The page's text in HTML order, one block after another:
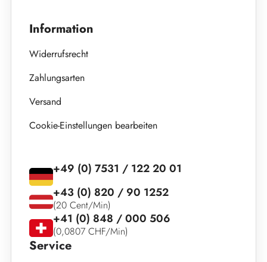
Information
Widerrufsrecht
Zahlungsarten
Versand
Cookie-Einstellungen bearbeiten
Service
+49 (0) 7531 / 122 20 01
+43 (0) 820 / 90 1252
(20 Cent/Min)
+41 (0) 848 / 000 506
(0,0807 CHF/Min)